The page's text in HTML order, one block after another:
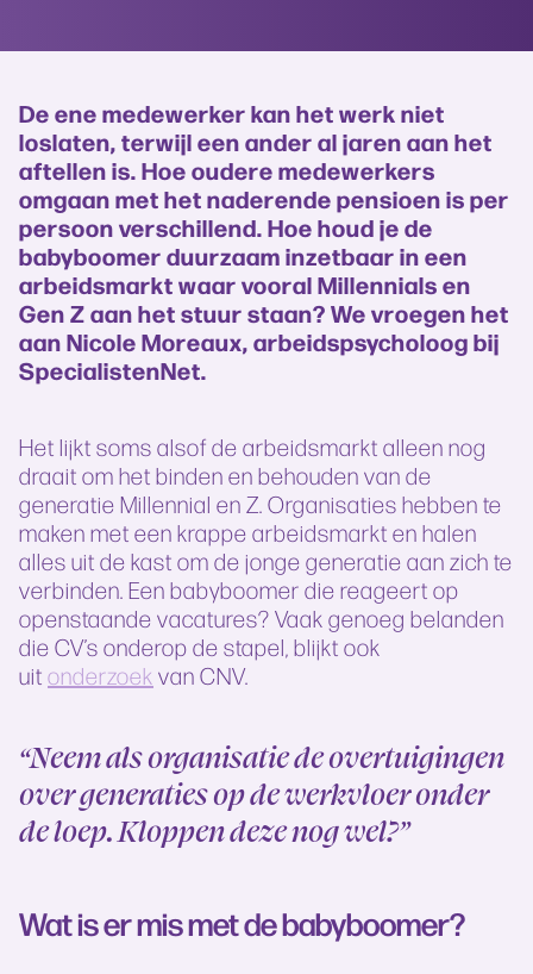
De ene medewerker kan het werk niet
loslaten, terwijl een ander al jaren aan het
aftellen is. Hoe oudere medewerkers
omgaan met het naderende pensioen is per
persoon verschillend. Hoe houd je de
babyboomer duurzaam inzetbaar in een
arbeidsmarkt waar vooral Millennials en
Gen Z aan het stuur staan? We vroegen het
aan Nicole Moreaux, arbeidspsycholoog bij
SpecialistenNet.
Het lijkt soms alsof de arbeidsmarkt alleen nog
draait om het binden en behouden van de
generatie Millennial en Z. Organisaties hebben te
maken met een krappe arbeidsmarkt en halen
alles uit de kast om de jonge generatie aan zich te
verbinden. Een babyboomer die reageert op
openstaande vacatures? Vaak genoeg belanden
die CV’s onderop de stapel, blijkt ook
uit onderzoek van CNV.
“Neem als organisatie de overtuigingen
over generaties op de werkvloer onder
de loep.Kloppen deze nog wel?”
Wat is er mis met de babyboomer?